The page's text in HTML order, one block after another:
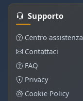
Supporto
Centro assistenza
Contattaci
FAQ
Privacy
Cookie Policy